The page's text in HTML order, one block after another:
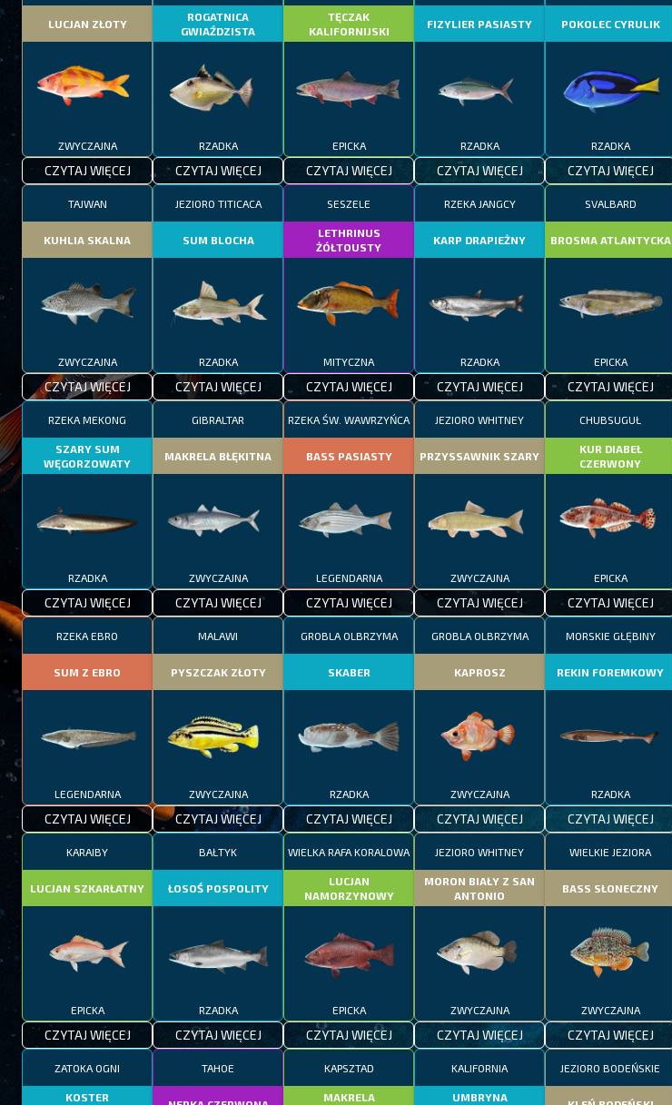
LUCJAN ZŁOTY
ZWYCZAJNA
CZYTAJ WIĘCEJ
ROGATNICA
GWIAŹDZISTA
RZADKA
CZYTAJ WIĘCEJ
TĘCZAK
KALIFORNIJSKI
EPICKA
CZYTAJ WIĘCEJ
FIZYLIER PASIASTY
RZADKA
CZYTAJ WIĘCEJ
POKOLEC CYRULIK
RZADKA
CZYTAJ WIĘCEJ
TAJWAN
KUHLIA SKALNA
ZWYCZAJNA
CZYTAJ WIĘCEJ
JEZIORO TITICACA
SUM BLOCHA
RZADKA
CZYTAJ WIĘCEJ
SESZELE
LETHRINUS
ŻÓŁTOUSTY
MITYCZNA
CZYTAJ WIĘCEJ
RZEKA JANGCY
KARP DRAPIEŻNY
RZADKA
CZYTAJ WIĘCEJ
SVALBARD
BROSMA ATLANTYCKA
EPICKA
CZYTAJ WIĘCEJ
RZEKA MEKONG
SZARY SUM
WĘGORZOWATY
RZADKA
CZYTAJ WIĘCEJ
GIBRALTAR
MAKRELA BŁĘKITNA
ZWYCZAJNA
CZYTAJ WIĘCEJ
RZEKA ŚW. WAWRZYŃCA
BASS PASIASTY
LEGENDARNA
CZYTAJ WIĘCEJ
JEZIORO WHITNEY
PRZYSSAWNIK SZARY
ZWYCZAJNA
CZYTAJ WIĘCEJ
CHUBSUGUŁ
KUR DIABEŁ
CZERWONY
EPICKA
CZYTAJ WIĘCEJ
RZEKA EBRO
SUM Z EBRO
LEGENDARNA
CZYTAJ WIĘCEJ
MALAWI
PYSZCZAK ZŁOTY
ZWYCZAJNA
CZYTAJ WIĘCEJ
GROBLA OLBRZYMA
SKABER
RZADKA
CZYTAJ WIĘCEJ
GROBLA OLBRZYMA
KAPROSZ
ZWYCZAJNA
CZYTAJ WIĘCEJ
MORSKIE GŁĘBINY
REKIN FOREMKOWY
RZADKA
CZYTAJ WIĘCEJ
KARAIBY
LUCJAN SZKARŁATNY
EPICKA
CZYTAJ WIĘCEJ
BAŁTYK
ŁOSOŚ POSPOLITY
RZADKA
CZYTAJ WIĘCEJ
WIELKA RAFA KORALOWA
LUCJAN
NAMORZYNOWY
EPICKA
CZYTAJ WIĘCEJ
JEZIORO WHITNEY
MORON BIAŁY Z SAN
ANTONIO
ZWYCZAJNA
CZYTAJ WIĘCEJ
WIELKIE JEZIORA
BASS SŁONECZNY
ZWYCZAJNA
CZYTAJ WIĘCEJ
ZATOKA OGNI
KOSTER
TAHOE KAPSZTAD
MAKRELA
KALIFORNIA
UMBRYNA
JEZIORO BODEŃSKIE